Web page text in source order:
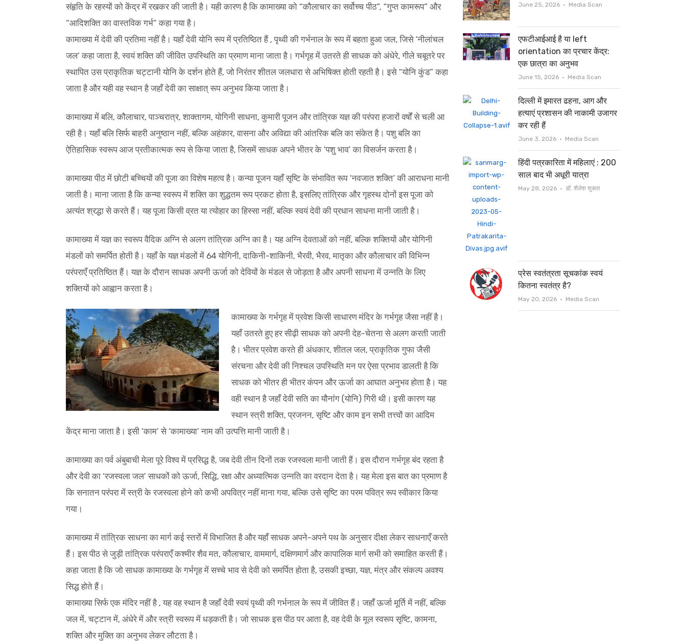
संहृति के रहस्यों को केंद्र में रखकर की जाती है। यही कारण है कि कामाख्या को “कौलाचार का सर्वोच्च पीठ”, “गुप्त कामरूप” और
“आदिशक्ति का वास्तविक गर्भ” कहा गया है।
कामाख्या में देवी की प्रतिमा नहीं है। यहाँ देवी योनि रूप में प्रतिष्ठित हैं , पृथ्वी की गर्भनाल के रूप में बहता हुआ जल, जिसे ‘नीलांचल
जल’ कहा जाता है, स्वयं शक्ति की जीवित उपस्थिति का प्रमाण माना जाता है। गर्भगृह में उतरते ही साधक को अंधेरे, गीले चबूतरे पर
स्थापित उस प्राकृतिक चट्टानी योनि के दर्शन होते हैं, जो निरंतर शीतल जलधारा से अभिषिक्त होती रहती है। इसे “योनि कुंड” कहा
जाता है और यही वह स्थान है जहाँ देवी का साक्षात् रूप अनुभव किया जाता है।
कामाख्या में बलि, कौलाचार, पाञ्चरात्र, शाक्तागम, योगिनी साधना, कुमारी पूजन और तांत्रिक यज्ञ की परंपरा हजारों वर्षों से चली आ
रही है। यहाँ बलि सिर्फ बाहरी अनुष्ठान नहीं, बल्कि अहंकार, वासना और अविद्या की आंतरिक बलि का संकेत है। पशु बलि का
ऐतिहासिक स्वरूप आज प्रतीकात्मक रूप से किया जाता है, जिसमें साधक अपने भीतर के ‘पशु भाव’ का विसर्जन करता है।
कामाख्या पीठ में छोटी बच्चियों की पूजा का विशेष महत्व है। कन्या पूजन यहाँ सृष्टि के संभावित रूप ‘नवजात शक्ति’ की आराधना मानी
जाती है। माना जाता है कि कन्या स्वरूप में शक्ति का शुद्धतम रूप प्रकट होता है, इसलिए तांत्रिक और गृहस्थ दोनों इस पूजा को
अत्यंत श्रद्धा से करते हैं। यह पूजा किसी व्रत या त्योहार का हिस्सा नहीं, बल्कि स्वयं देवी की प्रधान साधना मानी जाती है।
कामाख्या में यज्ञ का स्वरूप वैदिक अग्नि से अलग तांत्रिक अग्नि का है। यह अग्नि देवताओं को नहीं, बल्कि शक्तियों और योगिनी
मंडलों को समर्पित होती है। यहाँ के यज्ञ मंडलों में 64 योगिनी, दाकिनी-शाकिनी, भैरवी, भैरव, मातृका और कौलाचार की विभिन्न
परंपराएँ प्रतिष्ठित हैं। यज्ञ के दौरान साधक अपनी ऊर्जा को देवियों के मंडल से जोड़ता है और अपनी साधना में उन्नति के लिए
शक्तियों को आह्वान करता है।
कामाख्या के गर्भगृह में प्रवेश किसी साधारण मंदिर के गर्भगृह जैसा नहीं है।
यहाँ उतरते हुए हर सीढ़ी साधक को अपनी देह-चेतना से अलग करती जाती
है। भीतर प्रवेश करते ही अंधकार, शीतल जल, प्राकृतिक गुफा जैसी
संरचना और देवी की निश्चल उपस्थिति मन पर ऐसा प्रभाव डालती है कि
साधक को भीतर ही भीतर कंपन और ऊर्जा का आघात अनुभव होता है। यह
वही स्थान है जहाँ देवी सति का यौनांग (योनि) गिरी थी। इसी कारण यह
स्थान स्त्री शक्ति, प्रजनन, सृष्टि और काम इन सभी तत्त्वों का आदिम
केंद्र माना जाता है। इसी ‘काम’ से ‘कामाख्या’ नाम की उत्पत्ति मानी जाती है।
कामाख्या का पर्व अंबुबाची मेला पूरे विश्व में प्रसिद्ध है, जब देवी तीन दिनों तक रजस्वला मानी जाती हैं। इस दौरान गर्भगृह बंद रहता है
और देवी का ‘रजस्वला जल’ साधकों को ऊर्जा, सिद्धि, रक्षा और अध्यात्मिक उन्नति का वरदान देता है। यह मेला इस बात का प्रमाण है
कि सनातन परंपरा में स्त्री के रजस्वला होने को कभी अपवित्र नहीं माना गया, बल्कि उसे सृष्टि का परम पवित्र रूप स्वीकार किया
गया।
कामाख्या में तांत्रिक साधना का मार्ग कई स्तरों में विभाजित है और यहाँ साधक अपने-अपने पथ के अनुसार दीक्षा लेकर साधनाएँ करते
हैं। इस पीठ से जुड़ी तांत्रिक परंपराएँ कश्मीर शैव मत, कौलाचार, वाममार्ग, दक्षिणमार्ग और कापालिक मार्ग सभी को समाहित करती हैं।
कहा जाता है कि जो साधक कामाख्या के गर्भगृह में सच्चे भाव से देवी को समर्पित होता है, उसकी इच्छा, यज्ञ, मंत्र और संकल्प अवश्य
सिद्ध होते हैं।
कामाख्या सिर्फ एक मंदिर नहीं है , यह वह स्थान है जहाँ देवी स्वयं पृथ्वी की गर्भनाल के रूप में जीवित हैं। जहाँ ऊर्जा मूर्ति में नहीं, बल्कि
जल में, चट्टान में, अंधेरे में और स्त्री स्वरूप में धड़कती है। जो साधक इस पीठ पर आता है, वह देवी के मूल स्वरूप सृष्टि, कामना,
शक्ति और मुक्ति का अनुभव लेकर लौटता है।
June 25, 2026 Author
Media Scan
एफटीआईआई है या left
orientation का प्रचार केंद्र:
एक छात्रा का अनुभव
June 15, 2026 Author
Media Scan
दिल्ली में इमारत ढहना, आग और
हत्याएं प्रशासन की नाकामी उजागर
कर रही हैं
June 3, 2026 Author
Media Scan
हिंदी पत्रकारिता में महिलाएं : 200
साल बाद भी अधूरी यात्रा
May 28, 2026 Author
डॉ. शैलेश शुक्ला
प्रेस स्वतंत्रता सूचकांक स्वयं
कितना स्वतंत्र है?
May 20, 2026 Author
Media Scan